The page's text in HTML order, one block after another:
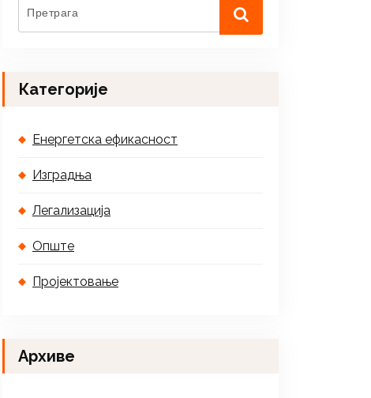
Категорије
Енергетска ефикасност
Изградња
Легализација
Опште
Пројектовање
Архиве